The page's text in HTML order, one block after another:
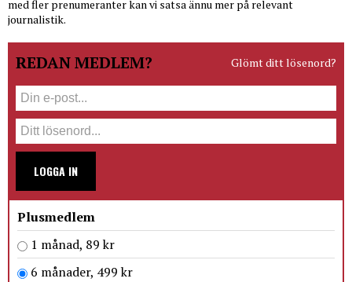
med fler prenumeranter kan vi satsa ännu mer på relevant
journalistik.
REDAN MEDLEM? Glömt ditt lösenord?
LOGGA IN
Plusmedlem
1 månad, 89 kr
6 månader, 499 kr